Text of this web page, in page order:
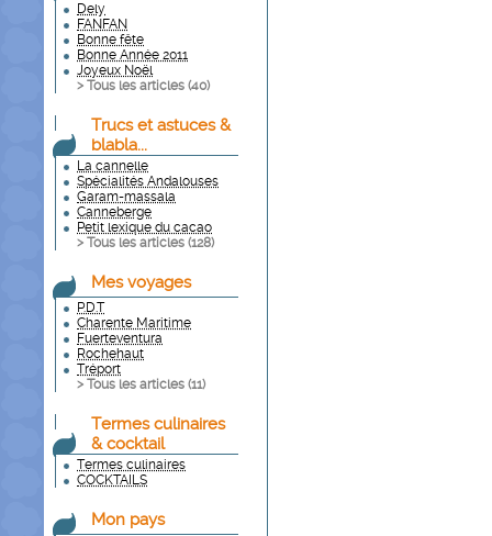
Dely
FANFAN
Bonne fête
Bonne Année 2011
Joyeux Noël
> Tous les articles (40)
Trucs et astuces &
blabla...
La cannelle
Spécialités Andalouses
Garam-massala
Canneberge
Petit lexique du cacao
> Tous les articles (128)
Mes voyages
P.D.T
Charente Maritime
Fuerteventura
Rochehaut
Tréport
> Tous les articles (11)
Termes culinaires
& cocktail
Termes culinaires
COCKTAILS
Mon pays